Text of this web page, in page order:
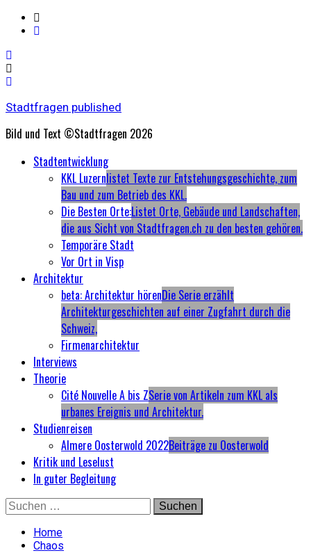
Stadtfragen published
Bild und Text ©Stadtfragen 2026
PrimaryStadtentwicklung
KKL Luzernlistet Texte zur Entstehungsgeschichte, zum
Bau und zum Betrieb des KKL.
Die Besten Orte:Listet Orte, Gebäude und Landschaften,
die aus Sicht von Stadtfragen.ch zu den besten gehören.
Temporäre Stadt
Vor Ort in Visp
Architektur
beta: Architektur hörenDie Serie erzählt
Architekturgeschichten auf einer Zugfahrt durch die
Schweiz,
Firmenarchitektur
Interviews
Theorie
Cité Nouvelle A bis ZSerie von Artikeln zum KKL als
urbanes Ereignis und Architektur.
Studienreisen
Almere Oosterwold 2022Beiträge zu Oosterwold
Kritik und Leselust
In guter Begleitung
Skip
to
content
Suchen
nach:
Home
Chaos